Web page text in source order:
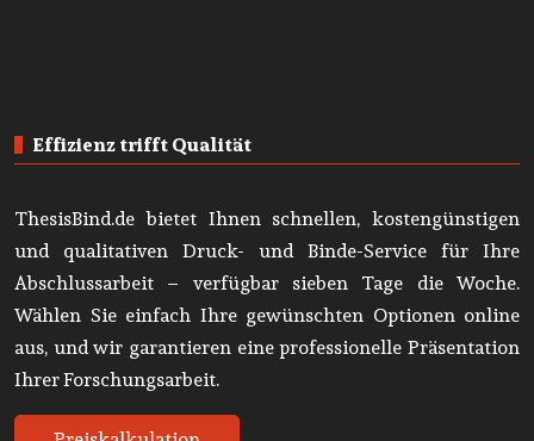
Effizienz trifft Qualität
ThesisBind.de bietet Ihnen schnellen, kostengünstigen
und qualitativen Druck- und Binde-Service für Ihre
Abschlussarbeit – verfügbar sieben Tage die Woche.
Wählen Sie einfach Ihre gewünschten Optionen online
aus, und wir garantieren eine professionelle Präsentation
Ihrer Forschungsarbeit.